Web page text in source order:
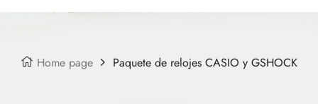
Home page Paquete de relojes CASIO y GSHOCK